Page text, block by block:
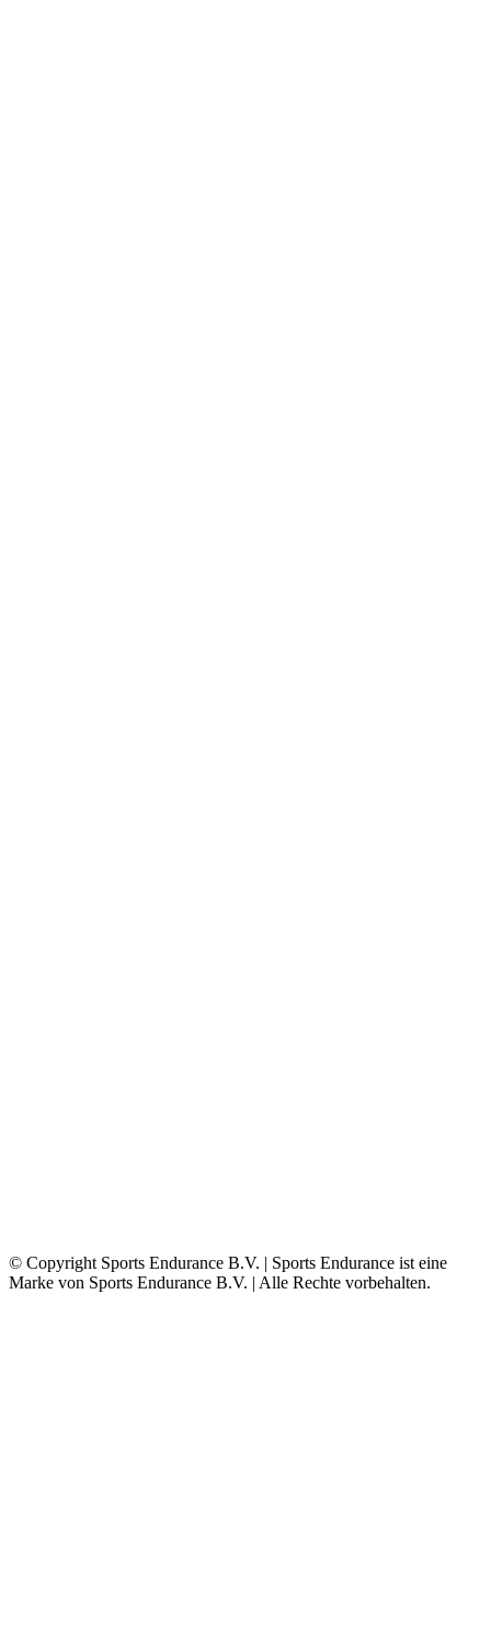
© Copyright Sports Endurance B.V. | Sports Endurance ist eine
Marke von Sports Endurance B.V. | Alle Rechte vorbehalten.